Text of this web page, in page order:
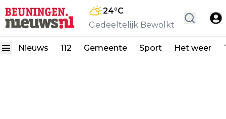
24°C
Gedeeltelijk Bewolkt
Nieuws 112 Gemeente Sport Het weer